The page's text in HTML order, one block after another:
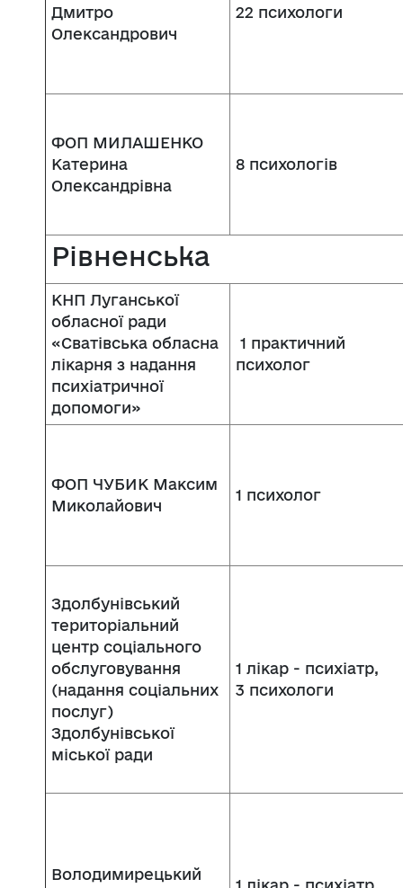
Дмитро
Олександрович
22 психологи
ФОП МИЛАШЕНКО
Катерина
Олександрівна
8 психологів
Рівненська
КНП Луганської
обласної ради
«Сватівська обласна
лікарня з надання
психіатричної
допомоги»
1 практичний
психолог
ФОП ЧУБИК Максим
Миколайович
1 психолог
Здолбунівський
територіальний
центр соціального
обслуговування
(надання соціальних
послуг)
Здолбунівської
міської ради
1 лікар - психіатр,
3 психологи
Володимирецький
1 лікар - психіатр,